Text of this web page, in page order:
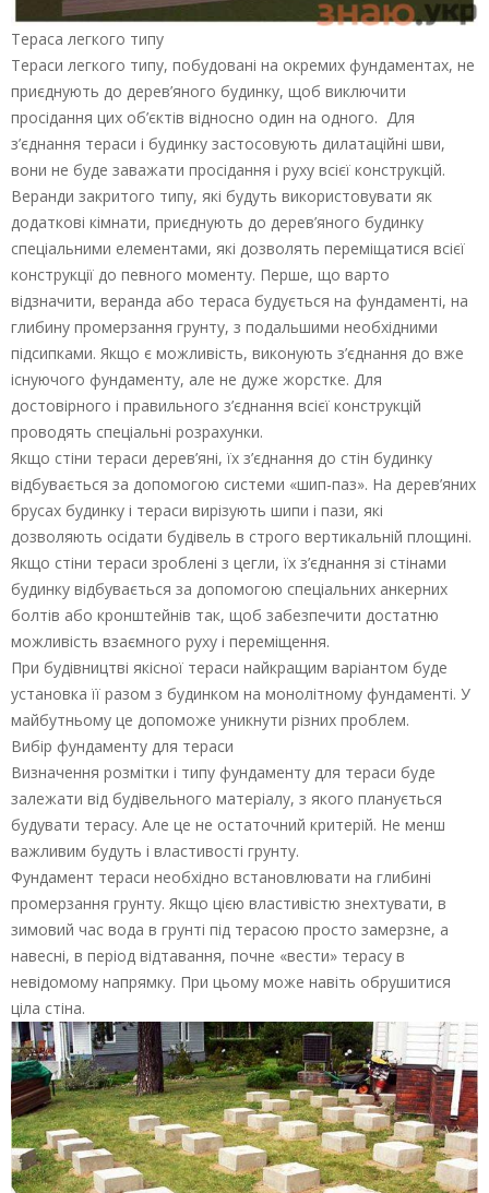
Тераса легкого типу
Тераси легкого типу, побудовані на окремих фундаментах, не
приєднують до дерев’яного будинку, щоб виключити
просідання цих об’єктів відносно один на одного. Для
з’єднання тераси і будинку застосовують дилатаційні шви,
вони не буде заважати просідання і руху всієї конструкцій.
Веранди закритого типу, які будуть використовувати як
додаткові кімнати, приєднують до дерев’яного будинку
спеціальними елементами, які дозволять переміщатися всієї
конструкції до певного моменту. Перше, що варто
відзначити, веранда або тераса будується на фундаменті, на
глибину промерзання грунту, з подальшими необхідними
підсипками. Якщо є можливість, виконують з’єднання до вже
існуючого фундаменту, але не дуже жорстке. Для
достовірного і правильного з’єднання всієї конструкцій
проводять спеціальні розрахунки.
Якщо стіни тераси дерев’яні, їх з’єднання до стін будинку
відбувається за допомогою системи «шип-паз». На дерев’яних
брусах будинку і тераси вирізують шипи і пази, які
дозволяють осідати будівель в строго вертикальній площині.
Якщо стіни тераси зроблені з цегли, їх з’єднання зі стінами
будинку відбувається за допомогою спеціальних анкерних
болтів або кронштейнів так, щоб забезпечити достатню
можливість взаємного руху і переміщення.
При будівництві якісної тераси найкращим варіантом буде
установка її разом з будинком на монолітному фундаменті. У
майбутньому це допоможе уникнути різних проблем.
Вибір фундаменту для тераси
Визначення розмітки і типу фундаменту для тераси буде
залежати від будівельного матеріалу, з якого планується
будувати терасу. Але це не остаточний критерій. Не менш
важливим будуть і властивості грунту.
Фундамент тераси необхідно встановлювати на глибині
промерзання грунту. Якщо цією властивістю знехтувати, в
зимовий час вода в грунті під терасою просто замерзне, а
навесні, в період відтавання, почне «вести» терасу в
невідомому напрямку. При цьому може навіть обрушитися
ціла стіна.